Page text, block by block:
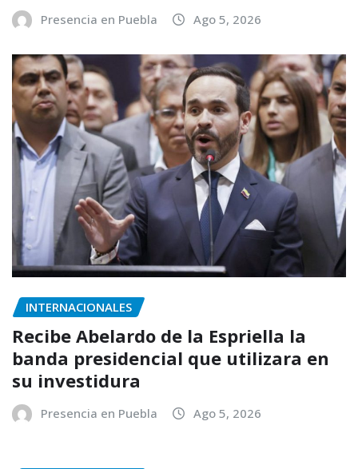
Presencia en Puebla Ago 5, 2026
INTERNACIONALES
Recibe Abelardo de la Espriella la
banda presidencial que utilizara en
su investidura
Presencia en Puebla Ago 5, 2026